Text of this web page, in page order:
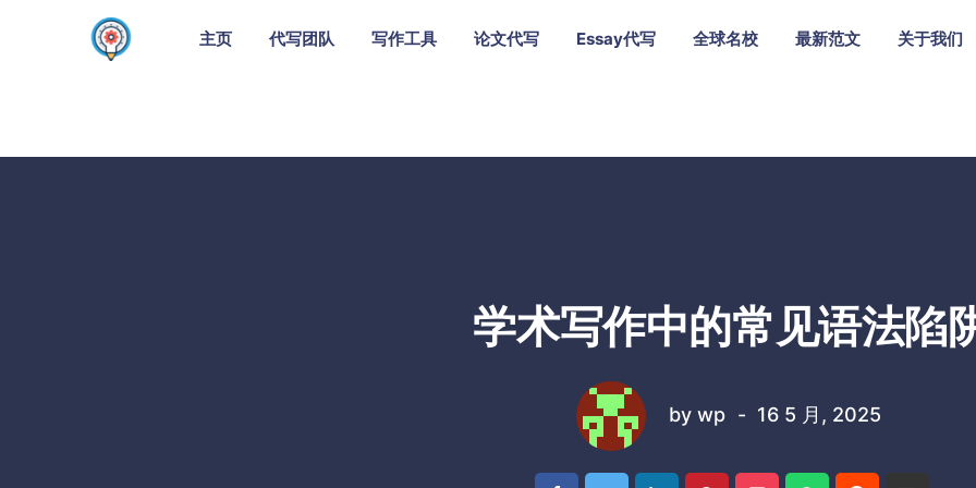
主页 代写团队 写作工具 论文代写 Essay代写 全球名校 最新范文 关于我们
学术写作中的常见语法陷
by wp 16 5 月, 2025